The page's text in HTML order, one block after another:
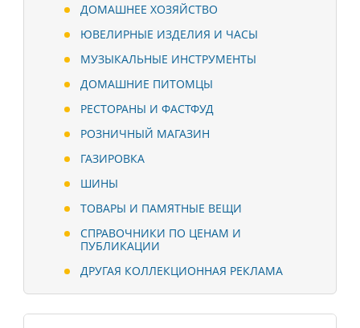
ДОМАШНЕЕ ХОЗЯЙСТВО
ЮВЕЛИРНЫЕ ИЗДЕЛИЯ И ЧАСЫ
МУЗЫКАЛЬНЫЕ ИНСТРУМЕНТЫ
ДОМАШНИЕ ПИТОМЦЫ
РЕСТОРАНЫ И ФАСТФУД
РОЗНИЧНЫЙ МАГАЗИН
ГАЗИРОВКА
ШИНЫ
ТОВАРЫ И ПАМЯТНЫЕ ВЕЩИ
СПРАВОЧНИКИ ПО ЦЕНАМ И
ПУБЛИКАЦИИ
ДРУГАЯ КОЛЛЕКЦИОННАЯ РЕКЛАМА